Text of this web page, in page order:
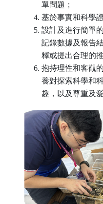
單問題；
基於事實和科學
設計及進行簡單
記錄數據及報告
釋或提出合理的
抱持理性和客觀
養對探索科學和
趣，以及尊重及